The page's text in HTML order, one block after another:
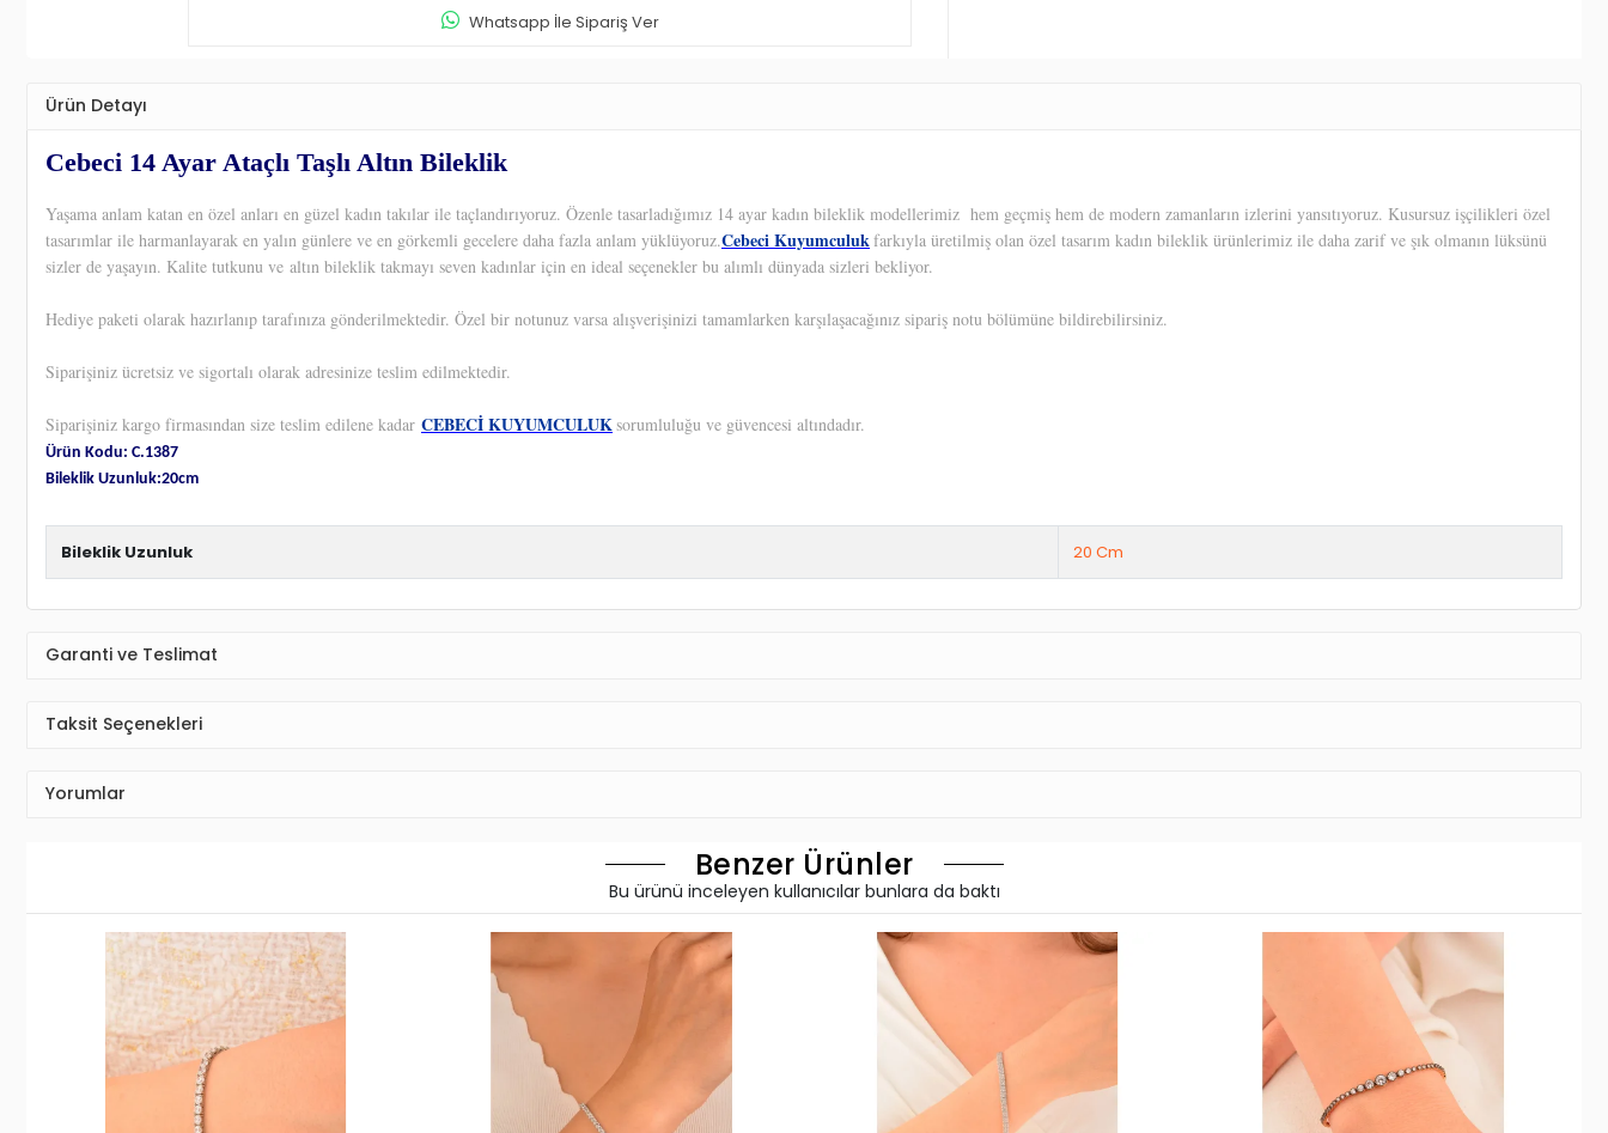
Whatsapp İle Sipariş Ver
Ürün Detayı
Cebeci 14 Ayar Ataçlı Taşlı Altın Bileklik
Yaşama anlam katan en özel anları en güzel kadın takılar ile taçlandırıyoruz. Özenle tasarladığımız 14 ayar kadın bileklik modellerimiz hem geçmiş hem de modern zamanların izlerini yansıtıyoruz. Kusursuz işçilikleri özel
tasarımlar ile harmanlayarak en yalın günlere ve en görkemli gecelere daha fazla anlam yüklüyoruz.Cebeci Kuyumculukfarkıyla üretilmiş olan özel tasarım kadın bileklik ürünlerimiz ile daha zarif ve şık olmanın lüksünü
sizler de yaşayın. Kalite tutkunu ve altın bileklik takmayı seven kadınlar için en ideal seçenekler bu alımlı dünyada sizleri bekliyor.
Hediye paketi olarak hazırlanıp tarafınıza gönderilmektedir. Özel bir notunuz varsa alışverişinizi tamamlarken karşılaşacağınız sipariş notu bölümüne bildirebilirsiniz.
Siparişiniz ücretsiz ve sigortalı olarak adresinize teslim edilmektedir.
Siparişiniz kargo firmasından size teslim edilene kadar CEBECİ KUYUMCULUKsorumluluğu ve güvencesi altındadır.
Ürün Kodu: C.1387
Bileklik Uzunluk:20cm
Bileklik Uzunluk 20 Cm
Garanti ve Teslimat
Taksit Seçenekleri
Yorumlar
Benzer Ürünler
Bu ürünü inceleyen kullanıcılar bunlara da baktı